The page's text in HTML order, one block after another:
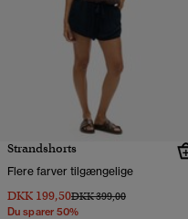
Strandshorts
Flere farver tilgængelige
DKK 199,50Pris nedsat fra
DKK 399,00til
Du sparer 50%